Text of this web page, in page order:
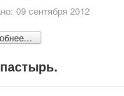
09 сентября 2012